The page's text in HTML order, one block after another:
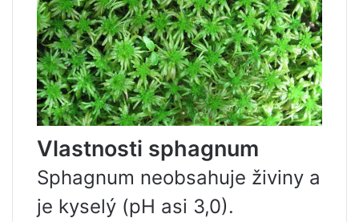
Vlastnosti sphagnum
Sphagnum neobsahuje živiny a
je kyselý (pH asi 3,0).